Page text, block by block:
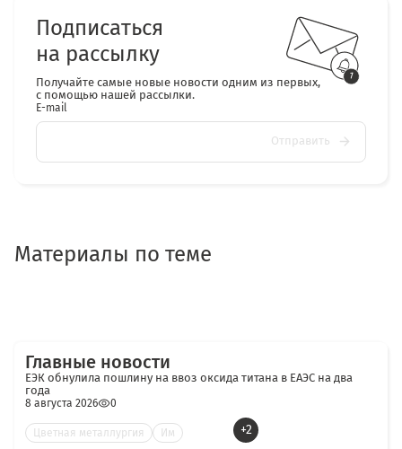
Подписаться
на рассылку
Получайте самые новые новости одним из первых,
с помощью нашей рассылки.
E-mail
Отправить
Материалы по теме
Главные новости
ЕЭК обнулила пошлину на ввоз оксида титана в ЕАЭС на два
года
8 августа 2026 0
Цветная металлургия Им +2